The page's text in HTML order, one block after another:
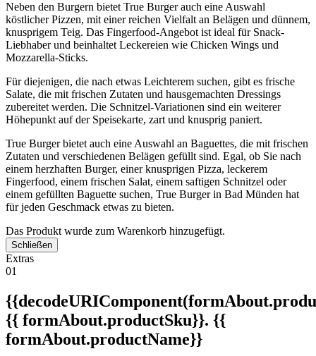
Neben den Burgern bietet True Burger auch eine Auswahl
köstlicher Pizzen, mit einer reichen Vielfalt an Belägen und dünnem,
knusprigem Teig. Das Fingerfood-Angebot ist ideal für Snack-
Liebhaber und beinhaltet Leckereien wie Chicken Wings und
Mozzarella-Sticks.
Für diejenigen, die nach etwas Leichterem suchen, gibt es frische
Salate, die mit frischen Zutaten und hausgemachten Dressings
zubereitet werden. Die Schnitzel-Variationen sind ein weiterer
Höhepunkt auf der Speisekarte, zart und knusprig paniert.
True Burger bietet auch eine Auswahl an Baguettes, die mit frischen
Zutaten und verschiedenen Belägen gefüllt sind. Egal, ob Sie nach
einem herzhaften Burger, einer knusprigen Pizza, leckerem
Fingerfood, einem frischen Salat, einem saftigen Schnitzel oder
einem gefüllten Baguette suchen, True Burger in Bad Münden hat
für jeden Geschmack etwas zu bieten.
Das Produkt wurde zum Warenkorb hinzugefügt.
Schließen
Extras
01
{{ formAbout.productSku}}. {{
formAbout.productName}}